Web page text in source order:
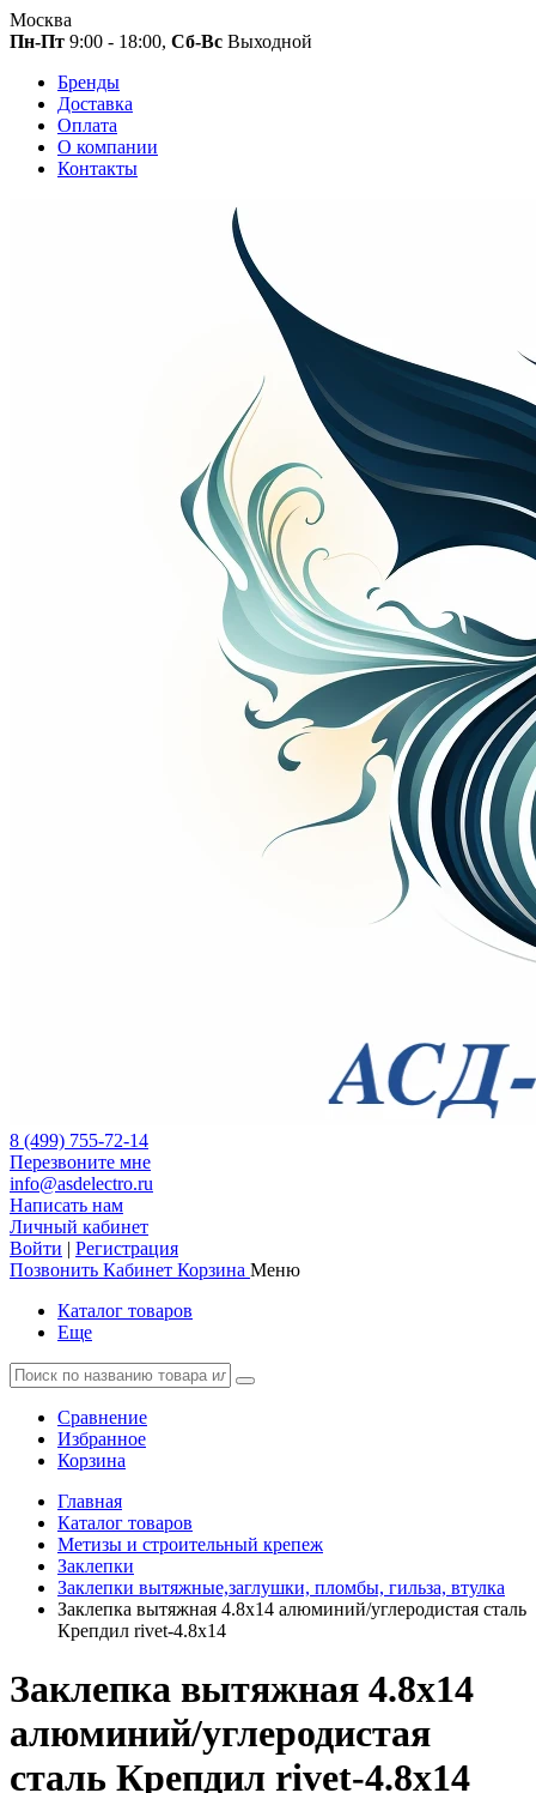
Москва
Пн-Пт 9:00 - 18:00, Сб-Вс Выходной
Бренды
Доставка
Оплата
О компании
Контакты
8 (499) 755-72-14
Перезвоните мне
info@asdelectro.ru
Написать нам
Личный кабинет
Войти | Регистрация
Позвонить Кабинет Корзина Меню
Каталог товаров
Еще
Сравнение
Избранное
Корзина
Главная
Каталог товаров
Метизы и строительный крепеж
Заклепки
Заклепки вытяжные,заглушки, пломбы, гильза, втулка
Заклепка вытяжная 4.8х14 алюминий/углеродистая сталь
Крепдил rivet-4.8х14
Заклепка вытяжная 4.8х14
алюминий/углеродистая
сталь Крепдил rivet-4.8х14